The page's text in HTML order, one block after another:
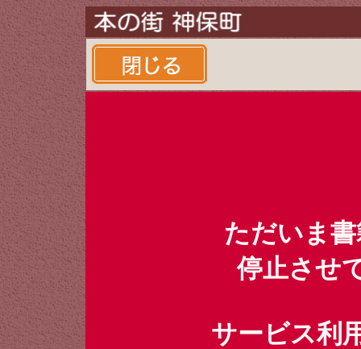
ただいま
停止させ
サービス利